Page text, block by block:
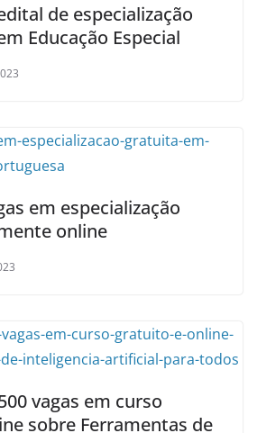
de especialização
Educação Especial
em especialização
online
vagas em curso
sobre Ferramentas de